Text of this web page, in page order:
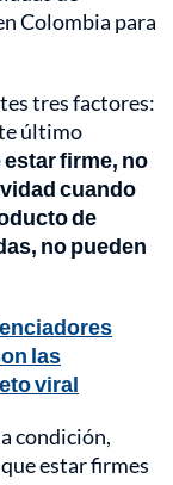
Colombia para
tres factores:
último
estar firme, no
cuando
de
no pueden
las
viral
condición,
estar firmes